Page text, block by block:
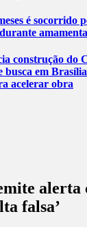
é socorrido
construção do
busca em
acelerar obra
alerta
falsa’